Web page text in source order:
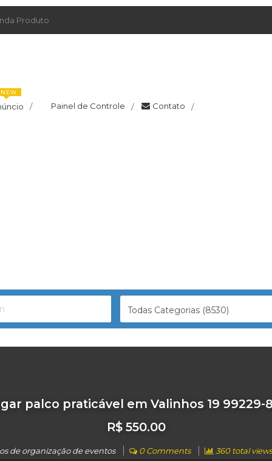
Produto
/
NEW
Painel de Controle / Contato /
Todas Categorias (8530)
palco praticável em Valinhos 19 99229-
R$ 550.00
de organização de eventos 0 Comments 360 total